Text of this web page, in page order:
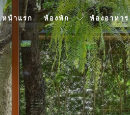
หน้าแรก ห้องพัก ห้องอาหาร